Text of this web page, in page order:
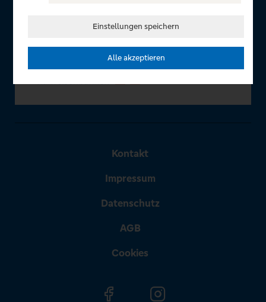
In Zusammenarbeit mit
Kontakt
Impressum
Datenschutz
AGB
Cookies
Einstellungen speichern
Alle akzeptieren